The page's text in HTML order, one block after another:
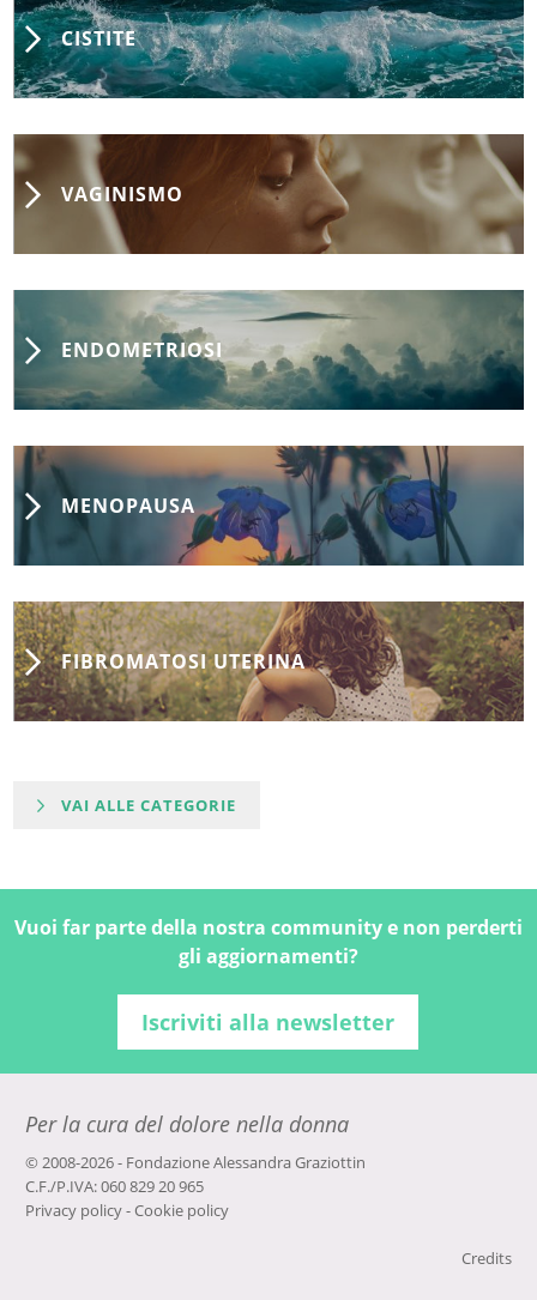
CISTITE
VAGINISMO
ENDOMETRIOSI
MENOPAUSA
FIBROMATOSI UTERINA
VAI ALLE CATEGORIE
Vuoi far parte della nostra community e non perderti
gli aggiornamenti?
Iscriviti alla newsletter
Per la cura del dolore nella donna
© 2008-2026 - Fondazione Alessandra Graziottin
C.F./P.IVA: 060 829 20 965
Privacy policy-Cookie policy
Credits